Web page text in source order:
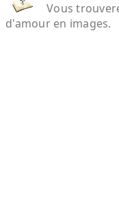
Vous
d'amour en images.